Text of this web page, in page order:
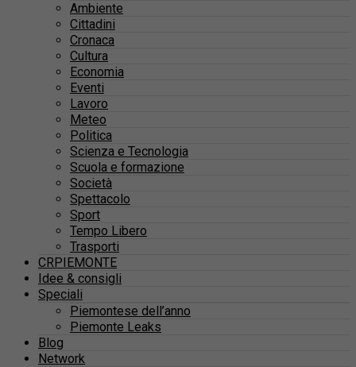
Ambiente
Cittadini
Cronaca
Cultura
Economia
Eventi
Lavoro
Meteo
Politica
Scienza e Tecnologia
Scuola e formazione
Società
Spettacolo
Sport
Tempo Libero
Trasporti
CRPIEMONTE
Idee & consigli
Speciali
Piemontese dell’anno
Piemonte Leaks
Blog
Network